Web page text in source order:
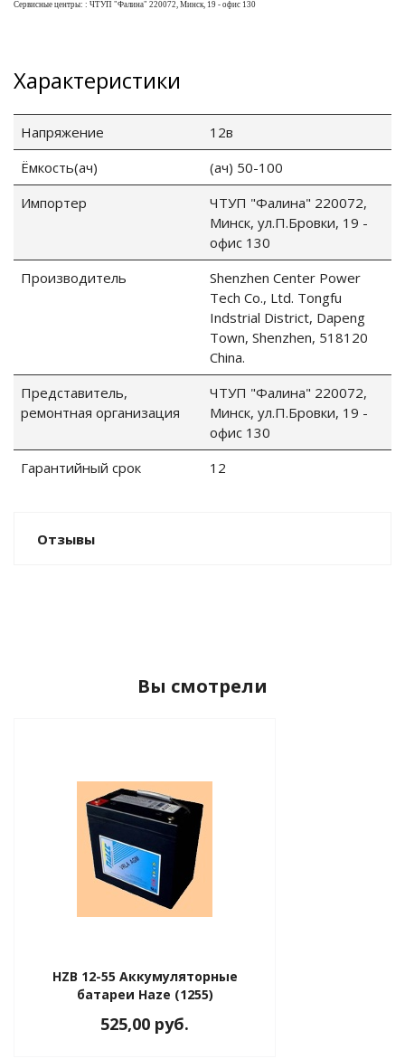
Питания
Сервисные центры: : ЧТУП "Фалина" 220072, Минск, 19 - офис 130
Характеристики
Напряжение
12в
Ёмкость(ач)
(ач) 50-100
Импортер
ЧТУП "Фалина" 220072,
Минск, ул.П.Бровки, 19 -
офис 130
Производитель
Shenzhen Center Power
Tech Co., Ltd. Tongfu
Indstrial District, Dapeng
Town, Shenzhen, 518120
China.
Представитель,
ремонтная организация
ЧТУП "Фалина" 220072,
Минск, ул.П.Бровки, 19 -
офис 130
Гарантийный срок
12
Отзывы
Вы смотрели
HZB 12-55 Аккумуляторные
батареи Haze (1255)
525,00 руб.